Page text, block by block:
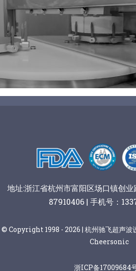
三角蛋糕切割机
条状奶酪切片
挤出奶酪切片
三明治切割机
寿司切割机
常温面团切割
冷冻面团切割
糕点/糖果
牛轧糖切割
宠物食品
地址:浙江省杭州市富阳区场口镇创业
87910406 | 手机号：
© Copyright 1998 - 2026 | 杭州驰飞超声波
Cheersonic
浙ICP备17009684